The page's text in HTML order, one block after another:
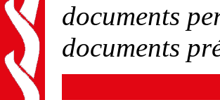
documents
documents